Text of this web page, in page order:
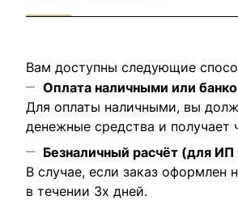
Вам доступны следующие
Оплата наличными или
Для оплаты наличными, вы
денежные средства и получает
Безналичный расчёт (для ИП
В случае, если заказ оформлен
в течении 3х дней.